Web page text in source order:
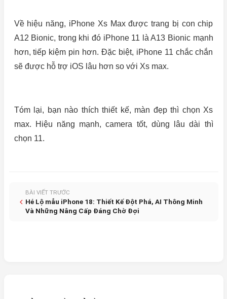
Về hiệu năng, iPhone Xs Max được trang bị con chip
A12 Bionic, trong khi đó iPhone 11 là A13 Bionic mạnh
hơn, tiếp kiệm pin hơn. Đặc biệt, iPhone 11 chắc chắn
sẽ được hỗ trợ iOS lâu hơn so với Xs max.
Tóm lại, bạn nào thích thiết kế, màn đẹp thì chọn Xs
max. Hiệu năng mạnh, camera tốt, dùng lâu dài thì
chọn 11.
BÀI VIẾT TRƯỚC
Hé Lộ mẫu iPhone 18: Thiết Kế Đột Phá, AI Thông Minh
Và Những Nâng Cấp Đáng Chờ Đợi